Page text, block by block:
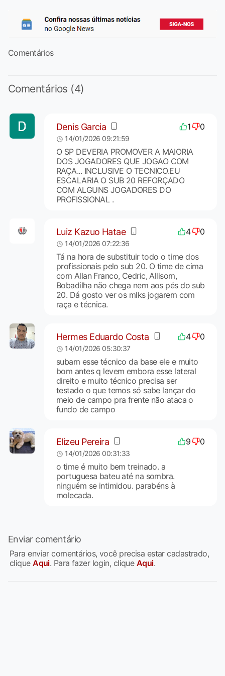
Comentários
Comentários (4)
Denis Garcia 1 0
14/01/2026 09:21:59
O SP DEVERIA PROMOVER A MAIORIA
DOS JOGADORES QUE JOGAO COM
RAÇA... INCLUSIVE O TECNICO.EU
ESCALARIA O SUB 20 REFORÇADO
COM ALGUNS JOGADORES DO
PROFISSIONAL .
Luiz Kazuo Hatae 4 0
14/01/2026 07:22:36
Tá na hora de substituir todo o time dos
profissionais pelo sub 20. O time de cima
com Allan Franco, Cedric, Allisom,
Bobadilha não chega nem aos pés do sub
20. Dá gosto ver os mlks jogarem com
raça e técnica.
Hermes Eduardo Costa 4 0
14/01/2026 05:30:37
subam esse técnico da base ele e muito
bom antes q levem embora esse lateral
direito e muito técnico precisa ser
testado o que temos só sabe lançar do
meio de campo pra frente não ataca o
fundo de campo
Elizeu Pereira 9 0
14/01/2026 00:31:33
o time é muito bem treinado. a
portuguesa bateu até na sombra.
ninguém se intimidou. parabéns à
molecada.
Enviar comentário
Para enviar comentários, você precisa estar cadastrado,
cliqueAqui. Para fazer login, clique Aqui.